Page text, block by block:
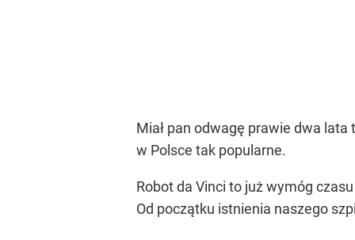
Miał pan odwagę prawie dwa
w Polsce tak popularne.
Robot da Vinci to już wymóg
Od początku istnienia naszego